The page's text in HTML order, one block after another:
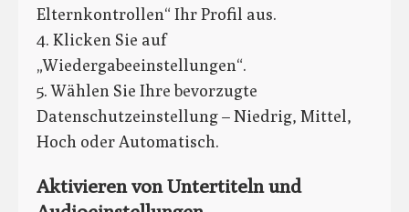
Elternkontrollen“ Ihr Profil aus.
4. Klicken Sie auf
„Wiedergabeeinstellungen“.
5. Wählen Sie Ihre bevorzugte
Datenschutzeinstellung – Niedrig, Mittel,
Hoch oder Automatisch.
Aktivieren von Untertiteln und